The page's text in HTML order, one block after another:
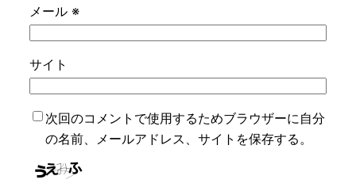
メール ※
サイト
次回のコメントで使用するためブラウザーに自分
の名前、メールアドレス、サイトを保存する。